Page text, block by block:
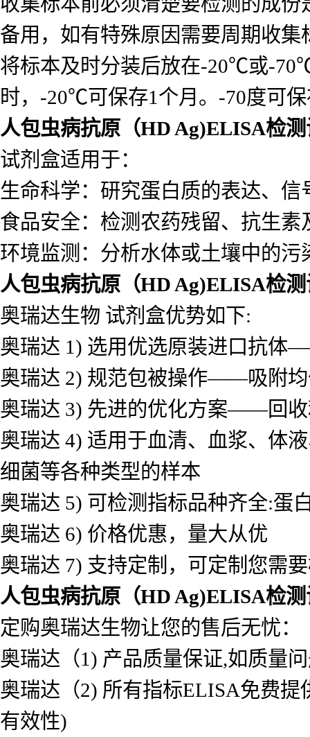
备用，如有特殊原因需要周期收集
将标本及时分装后放在-20℃或-
时，-20℃可保存1个月。-70度可
人包虫病抗原（HD Ag)ELISA检
试剂盒适用于：
生命科学：研究蛋白质的表达、信
食品安全：检测农药残留、抗生素
环境监测：分析水体或土壤中的
人包虫病抗原（HD Ag)ELISA检
奥瑞达生物 试剂盒优势如下:
奥瑞达 1) 选用优选原装进口抗体
奥瑞达 2) 规范包被操作——吸附
奥瑞达 3) 先进的优化方案——回
奥瑞达 4) 适用于血清、血浆、体
细菌等各种类型的样本
奥瑞达 5) 可检测指标品种齐全:蛋
奥瑞达 6) 价格优惠，量大从优
奥瑞达 7) 支持定制，可定制您需
人包虫病抗原（HD Ag)ELISA检
定购奥瑞达生物让您的售后无忧：
奥瑞达（1) 产品质量保证,如质量
奥瑞达（2) 所有指标ELISA免费
有效性)